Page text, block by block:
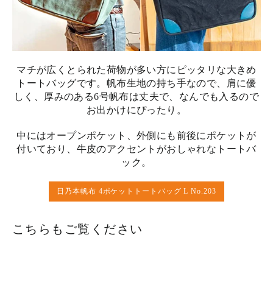
マチが広くとられた荷物が多い方にピッタリな大きめ
トートバッグです。帆布生地の持ち手なので、肩に優
しく、厚みのある6号帆布は丈夫で、なんでも入るので
お出かけにぴったり。
中にはオープンポケット、外側にも前後にポケットが
付いており、牛皮のアクセントがおしゃれなトートバ
ック。
日乃本帆布 4ポケットトートバッグ L No.203
こちらもご覧ください